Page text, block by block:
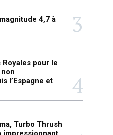
4,7 à
pour le
l’Espagne et
Turbo Thrush